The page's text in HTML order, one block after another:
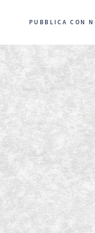
PUBBLICA CON